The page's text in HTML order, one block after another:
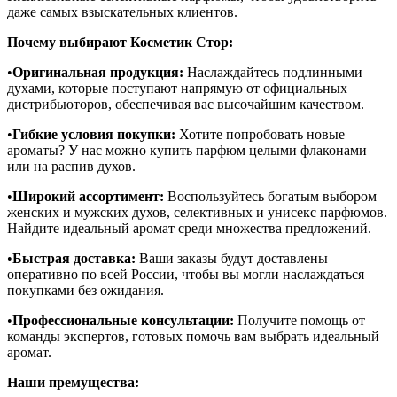
даже самых взыскательных клиентов.
Почему выбирают Косметик Стор:
•Оригинальная продукция: Наслаждайтесь подлинными
духами, которые поступают напрямую от официальных
дистрибьюторов, обеспечивая вас высочайшим качеством.
•Гибкие условия покупки: Хотите попробовать новые
ароматы? У нас можно купить парфюм целыми флаконами
или на распив духов.
•Широкий ассортимент: Воспользуйтесь богатым выбором
женских и мужских духов, селективных и унисекс парфюмов.
Найдите идеальный аромат среди множества предложений.
•Быстрая доставка: Ваши заказы будут доставлены
оперативно по всей России, чтобы вы могли наслаждаться
покупками без ожидания.
•Профессиональные консультации: Получите помощь от
команды экспертов, готовых помочь вам выбрать идеальный
аромат.
Наши премущества: